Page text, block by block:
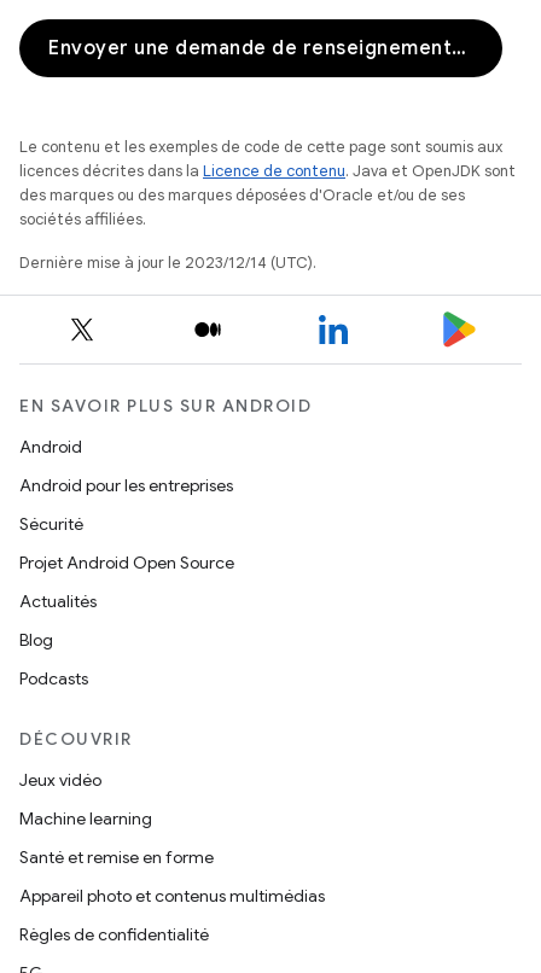
Envoyer une demande de renseignements sur la marque
Le contenu et les exemples de code de cette page sont soumis aux
licences décrites dans la Licence de contenu. Java et OpenJDK sont
des marques ou des marques déposées d'Oracle et/ou de ses
sociétés affiliées.
Dernière mise à jour le 2023/12/14 (UTC).
EN SAVOIR PLUS SUR ANDROID
Android
Android pour les entreprises
Sécurité
Projet Android Open Source
Actualités
Blog
Podcasts
DÉCOUVRIR
Jeux vidéo
Machine learning
Santé et remise en forme
Appareil photo et contenus multimédias
Règles de confidentialité